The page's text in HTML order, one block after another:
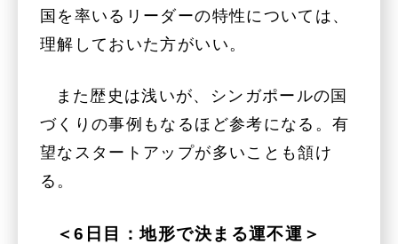
国を率いるリーダーの特性については、
理解しておいた方がいい。
また歴史は浅いが、シンガポールの国
づくりの事例もなるほど参考になる。有
望なスタートアップが多いことも頷け
る。
＜6日目：地形で決まる運不運＞